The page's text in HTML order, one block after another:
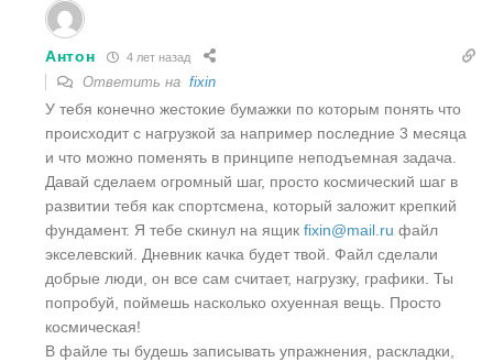
Антон 4 лет назад
Ответить на fixin
У тебя конечно жестокие бумажки по которым понять что
происходит с нагрузкой за например последние 3 месяца
и что можно поменять в принципе неподъемная задача.
Давай сделаем огромный шаг, просто космический шаг в
развитии тебя как спортсмена, который заложит крепкий
фундамент. Я тебе скинул на ящик fixin@mail.ru файл
экселевский. Дневник качка будет твой. Файл сделали
добрые люди, он все сам считает, нагрузку, графики. Ты
попробуй, поймешь насколько охуенная вещь. Просто
космическая!
В файле ты будешь записывать упражнения, раскладки,